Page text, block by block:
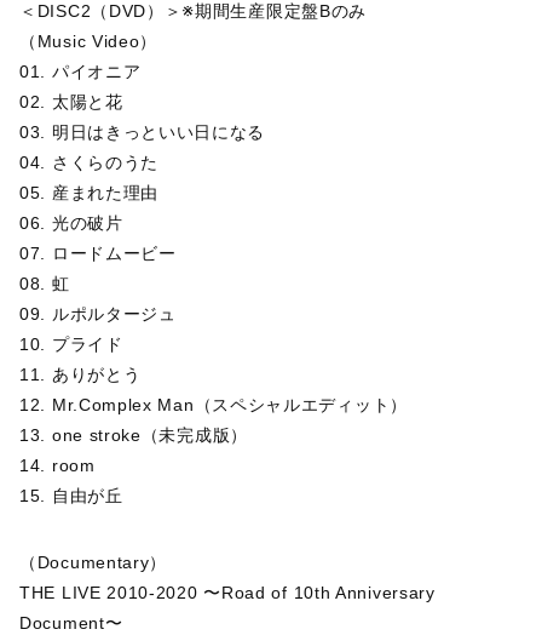
＜DISC2（DVD）＞※期間生産限定盤Bのみ
（Music Video）
01. パイオニア
02. 太陽と花
03. 明日はきっといい日になる
04. さくらのうた
05. 産まれた理由
06. 光の破片
07. ロードムービー
08. 虹
09. ルポルタージュ
10. プライド
11. ありがとう
12. Mr.Complex Man（スペシャルエディット）
13. one stroke（未完成版）
14. room
15. 自由が丘
（Documentary）
THE LIVE 2010-2020 〜Road of 10th Anniversary
Document〜